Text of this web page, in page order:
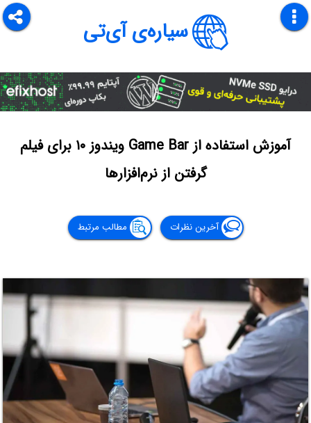
سیاره‌ی آی‌تی
آموزش استفاده از Game Bar ویندوز ۱۰ برای فیلم
گرفتن از نرم‌افزارها
آخرین نظرات مطالب مرتبط